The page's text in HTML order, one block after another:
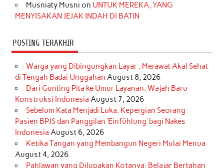
Musniaty Musni on UNTUK MEREKA, YANG
MENYISAKAN JEJAK INDAH DI BATIN
POSTING TERAKHIR
Warga yang Dibingungkan Layar : Merawat Akal Sehat
di Tengah Badai Unggahan August 8, 2026
Dari Gunting Pita ke Umur Layanan: Wajah Baru
Konstruksi Indonesia August 7, 2026
Sebelum Kata Menjadi Luka: Kepergian Seorang
Pasien BPJS dan Panggilan ‘Einfühlung’ bagi Nakes
Indonesia August 6, 2026
Ketika Tangan yang Membangun Negeri Mulai Menua
August 4, 2026
Pahlawan yang Dilupakan Kotanya: Belajar Bertahan